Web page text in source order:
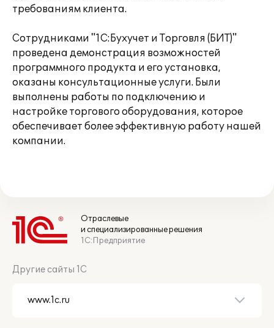
требованиям клиента.
Сотрудниками "1С:Бухучет и Торговля (БИТ)"
проведена демонстрация возможностей
программного продукта и его установка,
оказаны консультационные услуги. Были
выполнены работы по подключению и
настройке торгового оборудования, которое
обеспечивает более эффективную работу нашей
компании.
Отраслевые
и специализированные решения
1С:Предприятие
Другие сайты 1С